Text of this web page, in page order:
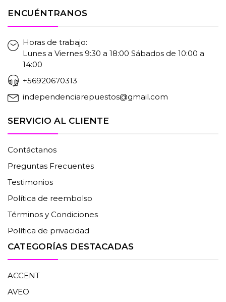
ENCUÉNTRANOS
Horas de trabajo:
Lunes a Viernes 9:30 a 18:00 Sábados de 10:00 a
14:00
+56920670313
independenciarepuestos@gmail.com
SERVICIO AL CLIENTE
Contáctanos
Preguntas Frecuentes
Testimonios
Política de reembolso
Términos y Condiciones
Política de privacidad
CATEGORÍAS DESTACADAS
ACCENT
AVEO